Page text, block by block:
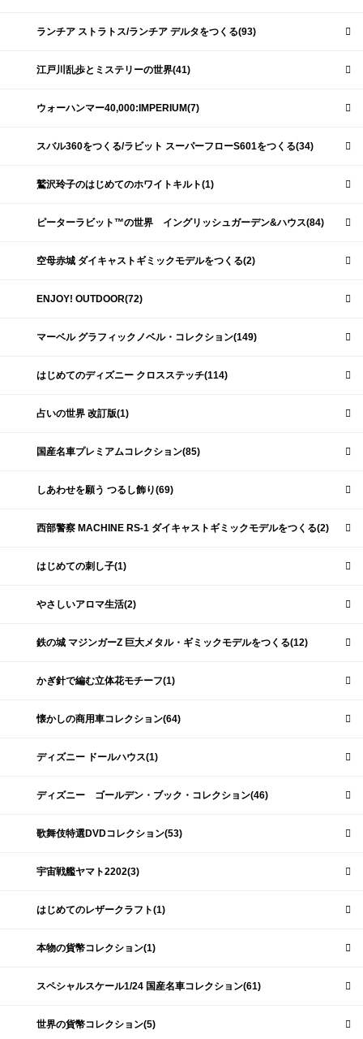
ランチア ストラトス/ランチア デルタをつくる(93)
江戸川乱歩とミステリーの世界(41)
ウォーハンマー40,000:IMPERIUM(7)
スバル360をつくる/ラビット スーパーフローS601をつくる(34)
鷲沢玲子のはじめてのホワイトキルト(1)
ピーターラビット™の世界 イングリッシュガーデン&ハウス(84)
空母赤城 ダイキャストギミックモデルをつくる(2)
ENJOY! OUTDOOR(72)
マーベル グラフィックノベル・コレクション(149)
はじめてのディズニー クロスステッチ(114)
占いの世界 改訂版(1)
国産名車プレミアムコレクション(85)
しあわせを願う つるし飾り(69)
西部警察 MACHINE RS-1 ダイキャストギミックモデルをつくる(2)
はじめての刺し子(1)
やさしいアロマ生活(2)
鉄の城 マジンガーZ 巨大メタル・ギミックモデルをつくる(12)
かぎ針で編む立体花モチーフ(1)
懐かしの商用車コレクション(64)
ディズニー ドールハウス(1)
ディズニー ゴールデン・ブック・コレクション(46)
歌舞伎特選DVDコレクション(53)
宇宙戦艦ヤマト2202(3)
はじめてのレザークラフト(1)
本物の貨幣コレクション(1)
スペシャルスケール1/24 国産名車コレクション(61)
世界の貨幣コレクション(5)